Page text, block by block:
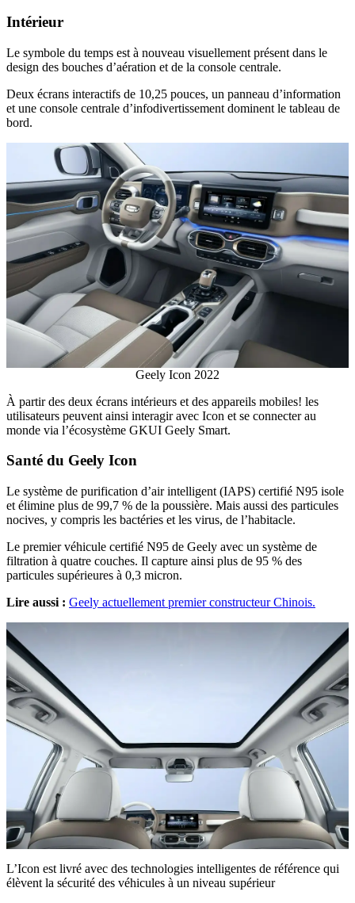
Intérieur
Le symbole du temps est à nouveau visuellement présent dans le
design des bouches d’aération et de la console centrale.
Deux écrans interactifs de 10,25 pouces, un panneau d’information
et une console centrale d’infodivertissement dominent le tableau de
bord.
Geely Icon 2022
À partir des deux écrans intérieurs et des appareils mobiles! les
utilisateurs peuvent ainsi interagir avec Icon et se connecter au
monde via l’écosystème GKUI Geely Smart.
Santé du Geely Icon
Le système de purification d’air intelligent (IAPS) certifié N95 isole
et élimine plus de 99,7 % de la poussière. Mais aussi des particules
nocives, y compris les bactéries et les virus, de l’habitacle.
Le premier véhicule certifié N95 de Geely avec un système de
filtration à quatre couches. Il capture ainsi plus de 95 % des
particules supérieures à 0,3 micron.
Lire aussi : Geely actuellement premier constructeur Chinois.
L’Icon est livré avec des technologies intelligentes de référence qui
élèvent la sécurité des véhicules à un niveau supérieur